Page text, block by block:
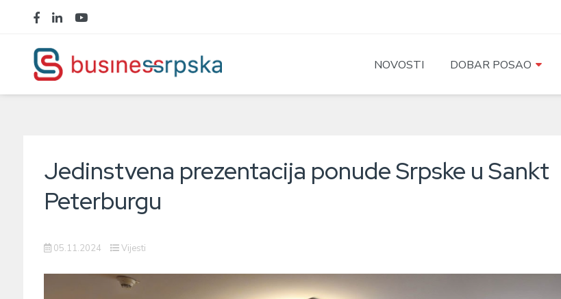
NOVOSTI DOBAR POSAO
Jedinstvena prezentacija ponude Srpske u Sankt
Peterburgu
05.11.2024 Vijesti